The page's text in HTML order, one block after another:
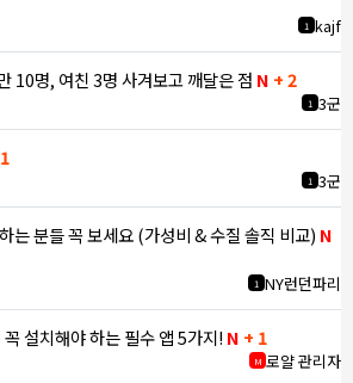
1 kajf
10명, 여친 3명 사겨보고 깨달은 점 N + 2
1 3군
1 3군
는 분들 꼭 보세요 (가성비 & 수질 솔직 비교) N
1 NY런던파리
설치해야 하는 필수 앱 5가지! N + 1
M 로얄 관리자